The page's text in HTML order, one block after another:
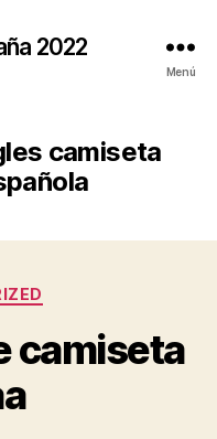
2022
Menú
camiseta
camiseta